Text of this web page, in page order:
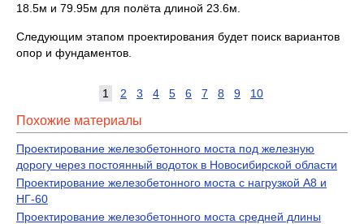
18.5м и 79.95м для полёта длиной 23.6м.
Следующим этапом проектирования будет поиск вариантов
опор и фундаментов.
1 2 3 4 5 6 7 8 9 10
Похожие материалы
Проектирование железобетонного моста под железную
дорогу через постоянный водоток в Новосибирской области
Проектирование железобетонного моста с нагрузкой А8 и
НГ-60
Проектирование железобетонного моста средней длины